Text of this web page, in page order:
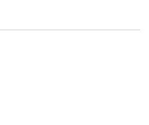
大於原訂單費用總計時，訂